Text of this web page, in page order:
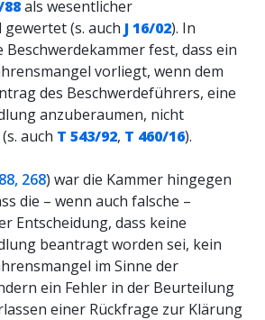
88als wesentlicher
(s. auch J 16/02). In
Beschwerdekammer fest, dass ein
vorliegt, wenn dem
des Beschwerdeführers, eine
anzuberaumen, nicht
auch T 543/92, T 460/16).
268) war die Kammer hingegen
die – wenn auch falsche –
Entscheidung, dass keine
beantragt worden sei, kein
im Sinne der
ein Fehler in der Beurteilung
einer Rückfrage zur Klärung